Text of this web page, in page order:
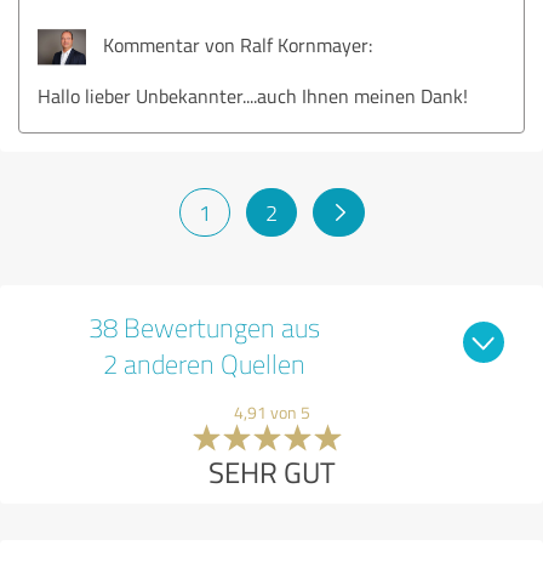
Kommentar von Ralf Kornmayer:
Hallo lieber Unbekannter....auch Ihnen meinen Dank!
1 2
38 Bewertungen aus
2 anderen Quellen
4,91 von 5
SEHR GUT